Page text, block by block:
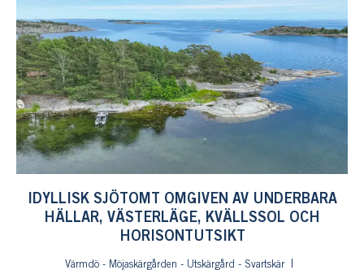
IDYLLISK SJÖTOMT OMGIVEN AV UNDERBARA
HÄLLAR, VÄSTERLÄGE, KVÄLLSSOL OCH
HORISONTUTSIKT
Värmdö - Möjaskärgården - Utskärgård - Svartskär